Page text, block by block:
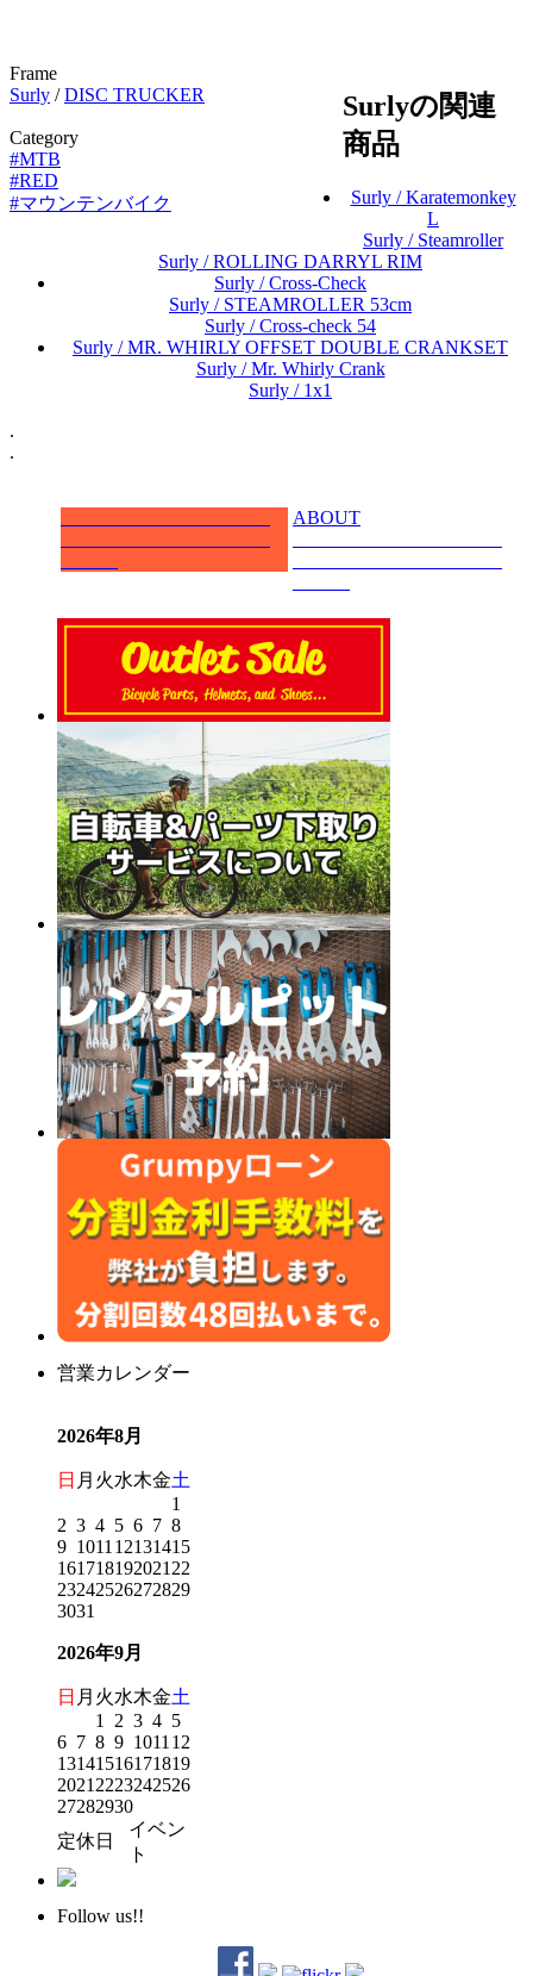
Frame
Surly /DISC TRUCKER
Category
#MTB
#RED
#マウンテンバイク
Surlyの関連
商品
Surly / Karatemonkey
L
Surly / Steamroller
Surly / ROLLING DARRYL RIM
Surly / Cross-Check
Surly / STEAMROLLER 53cm
Surly / Cross-check 54
Surly / MR. WHIRLY OFFSET DOUBLE CRANKSET
Surly / Mr. Whirly Crank
Surly / 1x1
.
.
ABOUT
営業カレンダー
2026年8月
日 月 火水木金土
1
2 3 4 5 6 7 8
9 101112131415
16171819202122
23242526272829
3031
2026年9月
日 月 火水木金土
1 2 3 4 5
6 7 8 9 101112
13141516171819
20212223242526
27282930
定休日
イベン
ト
Follow us!!